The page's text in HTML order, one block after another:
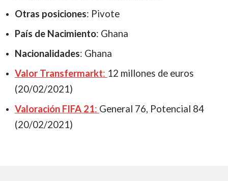
Otras posiciones: Pivote
País de Nacimiento: Ghana
Nacionalidades: Ghana
Valor Transfermarkt: 12 millones de euros
(20/02/2021)
Valoración FIFA 21: General 76, Potencial 84
(20/02/2021)